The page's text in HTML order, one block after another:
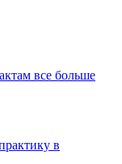
все больше
в